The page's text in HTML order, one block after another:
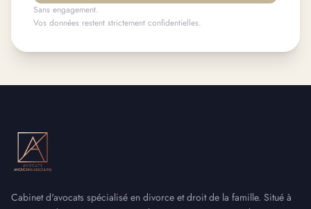
Sans engagement.
Vos données restent strictement confidentielles.
Cabinet d'avocats spécialisé en divorce et droit de la famille. Situé à